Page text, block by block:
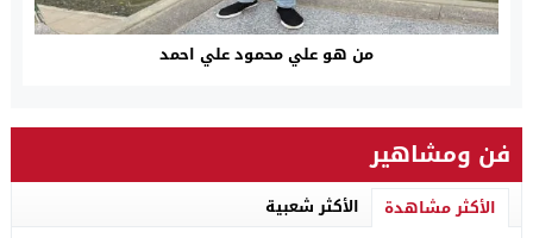
من هو علي محمود علي احمد
فن ومشاهير
الأكثر مشاهدة الأكثر شعبية